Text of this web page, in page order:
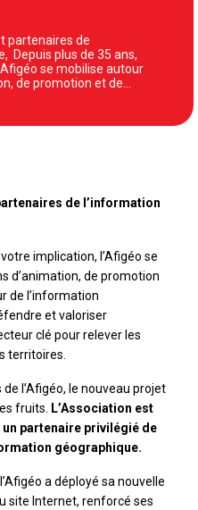
partenaires de
Depuis plus de 35 ans,
se mobilise autour
de promotion et de…
de l’information
implication, l’Afigéo se
d’animation, de promotion
de l’information
et valoriser
clé pour relever les
territoires.
l’Afigéo, le nouveau projet
fruits.
L’Association est
partenaire privilégié de
géographique.
a déployé sa nouvelle
site Internet, renforcé ses